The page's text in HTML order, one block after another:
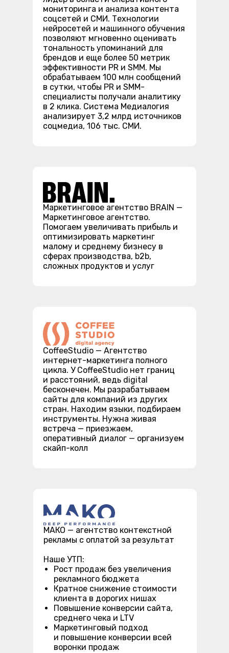
мониторинга и анализа контента
соцсетей и СМИ. Технологии
нейросетей и машинного обучения
позволяют мгновенно оценивать
тональность упоминаний для
брендов и еще более 50 метрик
эффективности PR и SMM. Мы
обрабатываем 100 млн сообщений
в сутки, чтобы PR и SMM-
специалисты получали аналитику
в 2 клика. Система Медиалогия
анализирует 3,2 млрд источников
соцмедиа, 106 тыс. СМИ.
МАКО — агентство контекстной
рекламы с оплатой за результат
Наше УТП:
Рост продаж без увеличения
рекламного бюджета
Кратное снижение стоимости
клиента в дорогих нишах
Повышение конверсии сайта,
среднего чека и LTV
Маркетинговый подход
и повышение конверсии всей
воронки продаж
Маркетинговое агентство BRAIN —
Маркетинговое агентство.
Помогаем увеличивать прибыль и
оптимизировать маркетинг
малому и среднему бизнесу в
сферах производства, b2b,
сложных продуктов и услуг
СoffeeStudio — Агентство
интернет-маркетинга полного
цикла. У CoffeeStudio нет границ
и расстояний, ведь digital
бесконечен. Мы разрабатываем
сайты для компаний из других
стран. Находим языки, подбираем
инструменты. Нужна живая
встреча — приезжаем,
оперативный диалог — организуем
скайп-колл